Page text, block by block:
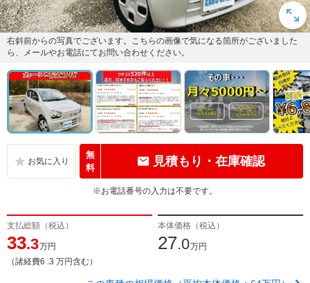
右斜前からの写真でございます。こちらの画像で気になる箇所がございました
ら、メールやお電話にてお問い合わせください。
無
料
見積もり・在庫確認
※お電話番号の入力は不要です。
支払総額（税込）
33.3万円
（諸経費6 .3 万円含む）
本体価格（税込）
27.0万円